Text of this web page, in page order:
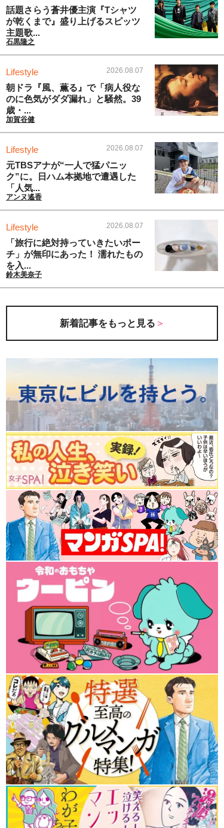
話題さらう蒼井優主演『Tシャツ
が乾くまで』盛り上げるスピッツ
主題歌...
石黒隆之
Lifestyle 2026.08.07
朝ドラ『風、薫る』で「病人役な
のに色気がダダ漏れ」と騒然。39
歳・...
加賀谷健
Lifestyle 2026.08.07
元TBSアナが“一人で猛パニッ
ク”に。日ハム本拠地で遭遇した
「人気...
アンヌ遙香
Lifestyle 2026.08.07
「旅行に絶対持っていきたいポー
チ」が無印にあった！ 濡れたもの
を入...
鈴木美奈子
新着記事をもっと見る